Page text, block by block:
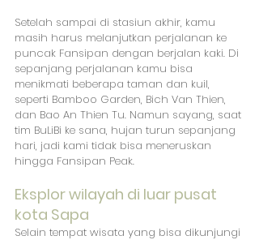
Setelah sampai di stasiun akhir, kamu
masih harus melanjutkan perjalanan ke
puncak Fansipan dengan berjalan kaki. Di
sepanjang perjalanan kamu bisa
menikmati beberapa taman dan kuil,
seperti Bamboo Garden, Bich Van Thien,
dan Bao An Thien Tu. Namun sayang, saat
tim BuLiBi ke sana, hujan turun sepanjang
hari, jadi kami tidak bisa meneruskan
hingga Fansipan Peak.
Eksplor wilayah di luar pusat
kota Sapa
Selain tempat wisata yang bisa dikunjungi